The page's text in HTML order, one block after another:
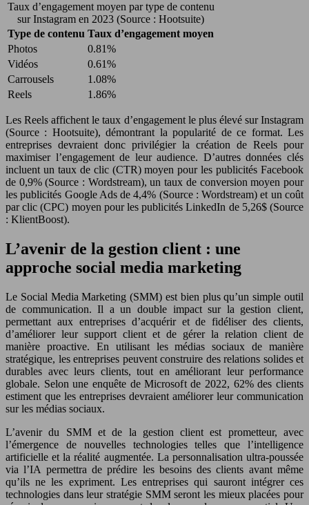
Taux d’engagement moyen par type de contenu
sur Instagram en 2023 (Source : Hootsuite)
Type de contenu Taux d’engagement moyen
Photos
0.81%
Vidéos
0.61%
Carrousels
1.08%
Reels
1.86%
Les Reels affichent le taux d’engagement le plus élevé sur Instagram
(Source : Hootsuite), démontrant la popularité de ce format. Les
entreprises devraient donc privilégier la création de Reels pour
maximiser l’engagement de leur audience. D’autres données clés
incluent un taux de clic (CTR) moyen pour les publicités Facebook
de 0,9% (Source : Wordstream), un taux de conversion moyen pour
les publicités Google Ads de 4,4% (Source : Wordstream) et un coût
par clic (CPC) moyen pour les publicités LinkedIn de 5,26$ (Source
: KlientBoost).
L’avenir de la gestion client : une
approche social media marketing
Le Social Media Marketing (SMM) est bien plus qu’un simple outil
de communication. Il a un double impact sur la gestion client,
permettant aux entreprises d’acquérir et de fidéliser des clients,
d’améliorer leur support client et de gérer la relation client de
manière proactive. En utilisant les médias sociaux de manière
stratégique, les entreprises peuvent construire des relations solides et
durables avec leurs clients, tout en améliorant leur performance
globale. Selon une enquête de Microsoft de 2022, 62% des clients
estiment que les entreprises devraient améliorer leur communication
sur les médias sociaux.
L’avenir du SMM et de la gestion client est prometteur, avec
l’émergence de nouvelles technologies telles que l’intelligence
artificielle et la réalité augmentée. La personnalisation ultra-poussée
via l’IA permettra de prédire les besoins des clients avant même
qu’ils ne les expriment. Les entreprises qui sauront intégrer ces
technologies dans leur stratégie SMM seront les mieux placées pour